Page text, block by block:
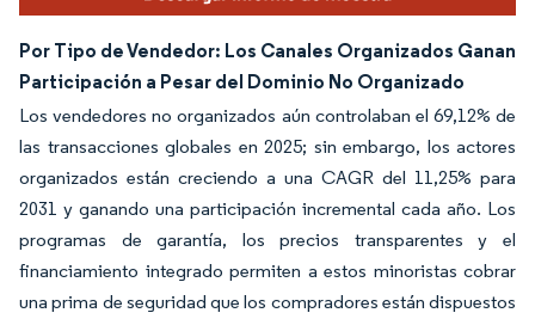
Por Tipo de Vendedor: Los Canales Organizados Ganan
Participación a Pesar del Dominio No Organizado
Los vendedores no organizados aún controlaban el 69,12% de
las transacciones globales en 2025; sin embargo, los actores
organizados están creciendo a una CAGR del 11,25% para
2031 y ganando una participación incremental cada año. Los
programas de garantía, los precios transparentes y el
financiamiento integrado permiten a estos minoristas cobrar
una prima de seguridad que los compradores están dispuestos